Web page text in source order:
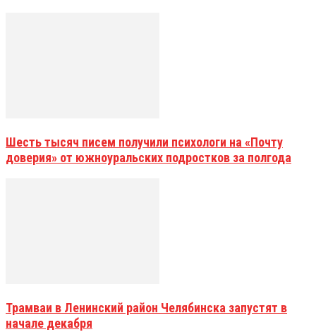
Шесть тысяч писем получили психологи на «Почту
доверия» от южноуральских подростков за полгода
Трамваи в Ленинский район Челябинска запустят в
начале декабря